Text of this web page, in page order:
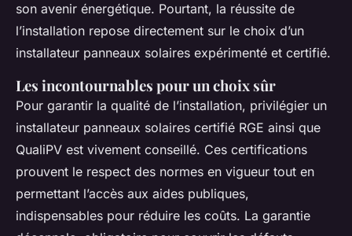
son avenir énergétique. Pourtant, la réussite de
l’installation repose directement sur le choix d’un
installateur panneaux solaires expérimenté et certifié.
Les incontournables pour un choix sûr
Pour garantir la qualité de l’installation, privilégier un
installateur panneaux solaires certifié RGE ainsi que
QualiPV est vivement conseillé. Ces certifications
prouvent le respect des normes en vigueur tout en
permettant l’accès aux aides publiques,
indispensables pour réduire les coûts. La garantie